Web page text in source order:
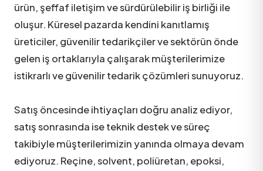
ürün, şeffaf iletişim ve sürdürülebilir iş birliği ile
oluşur. Küresel pazarda kendini kanıtlamış
üreticiler, güvenilir tedarikçiler ve sektörün önde
gelen iş ortaklarıyla çalışarak müşterilerimize
istikrarlı ve güvenilir tedarik çözümleri sunuyoruz.
Satış öncesinde ihtiyaçları doğru analiz ediyor,
satış sonrasında ise teknik destek ve süreç
takibiyle müşterilerimizin yanında olmaya devam
ediyoruz. Reçine, solvent, poliüretan, epoksi,